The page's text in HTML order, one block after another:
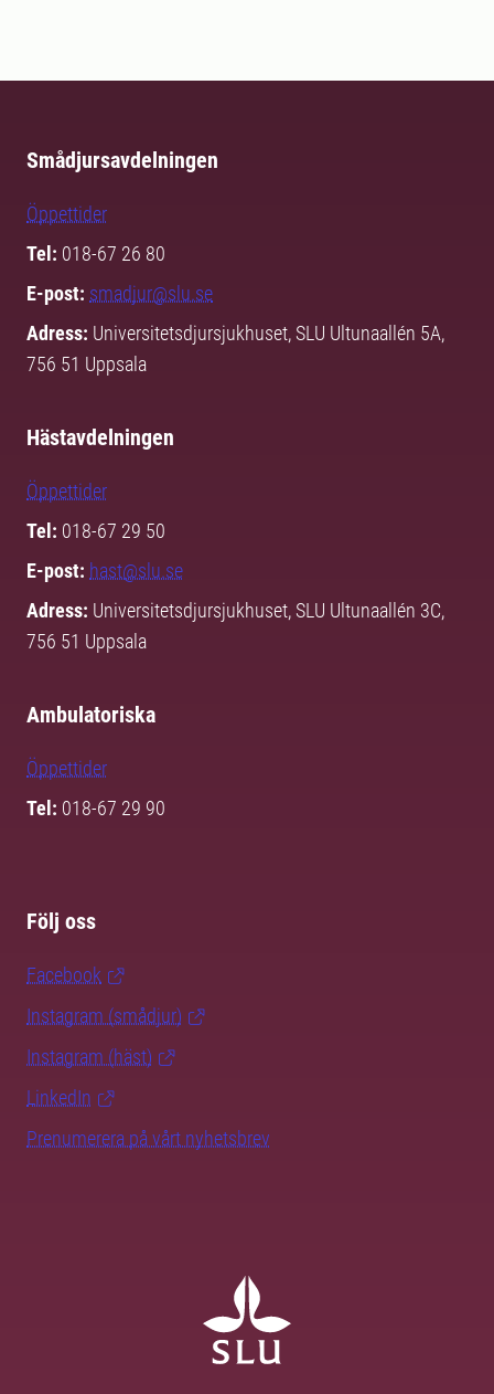
Smådjursavdelningen
Öppettider
Tel: 018-67 26 80
E-post: smadjur@slu.se
Adress: Universitetsdjursjukhuset, SLU Ultunaallén 5A,
756 51 Uppsala
Hästavdelningen
Öppettider
Tel: 018-67 29 50
E-post: hast@slu.se
Adress: Universitetsdjursjukhuset, SLU Ultunaallén 3C,
756 51 Uppsala
Ambulatoriska
Öppettider
Tel: 018-67 29 90
Följ oss
Facebook
Instagram (smådjur)
Instagram (häst)
LinkedIn
Prenumerera på vårt nyhetsbrev